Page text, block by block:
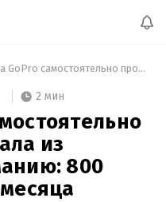
Камера GoPro самостоятельно пропутешествовала из Британии в Германию: 800 километров за 2 месяца
2 мин
из
800